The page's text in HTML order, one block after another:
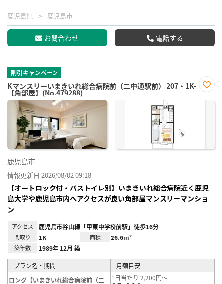
鹿児島県 鹿児島市
お問合わせ 電話する
割引キャンペーン
Kマンスリーいまきいれ総合病院前（二中通駅前） 207・1K-
【角部屋】(No.479288)
に入
鹿児島市
情報更新日 2026/08/02 09:18
【オートロック付・バストイレ別】いまきいれ総合病院近く鹿児
島大学や鹿児島市内へアクセスが良い角部屋マンスリーマンショ
ン
アクセス 鹿児島市谷山線「甲東中学校前駅」徒歩16分
間取り 1K 面積 26.6m²
築年数 1989年 12月 築
プラン名・期間
月額目安
ロング【いまきいれ総合病院前（二
1日当たり 2,200円～